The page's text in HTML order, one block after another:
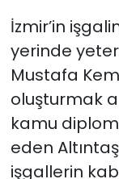
İzmir’in
yerinde
Mustafa
oluşturmak
kamu
eden
işgallerin